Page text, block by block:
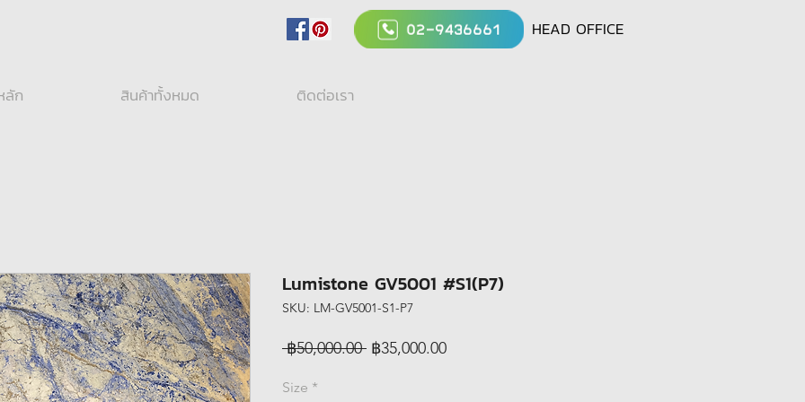
ลัก สินค้าทั้งหมด ติดต่อเรา
HEAD OFFICE
Lumistone GV5001 #S1(P7)
SKU: LM-GV5001-S1-P7
฿50,000.00 Regular
฿35,000.00Sale
Size *